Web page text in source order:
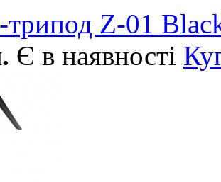
Z-01
Є в наявності